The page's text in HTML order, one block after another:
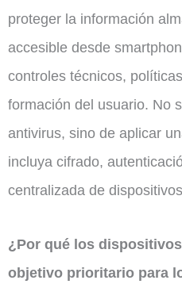
proteger la información
accesible desde
controles técnicos,
formación del usuario. No
antivirus, sino de aplicar
incluya cifrado,
centralizada de
¿Por qué los
objetivo prioritario para